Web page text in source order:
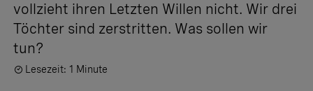
vollzieht ­ihren Letzten Willen nicht. ­Wir drei
Töchter sind zer­stritten. Was sollen wir
tun?
Lesezeit: 1 Minute